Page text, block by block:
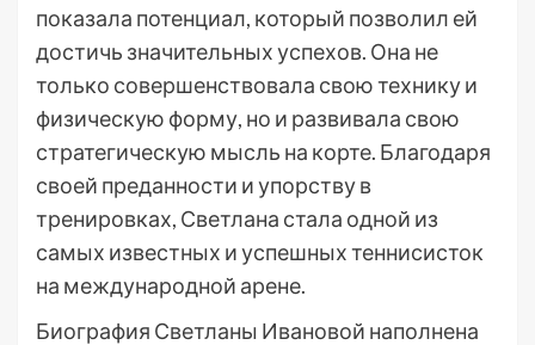
показала потенциал, который позволил ей
достичь значительных успехов. Она не
только совершенствовала свою технику и
физическую форму, но и развивала свою
стратегическую мысль на корте. Благодаря
своей преданности и упорству в
тренировках, Светлана стала одной из
самых известных и успешных теннисисток
на международной арене.
Биография Светланы Ивановой наполнена